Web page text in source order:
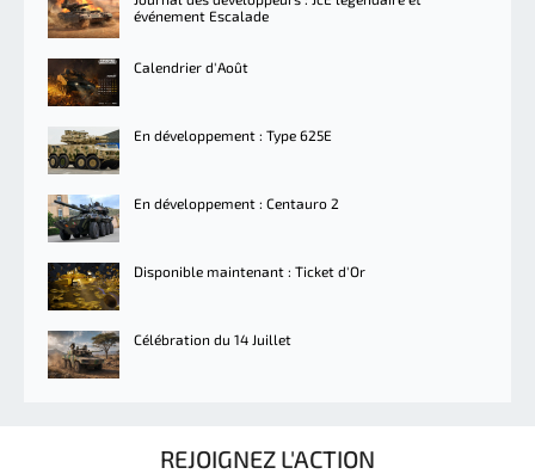
événement Escalade
Calendrier d'Août
En développement : Type 625E
En développement : Centauro 2
Disponible maintenant : Ticket d'Or
Célébration du 14 Juillet
REJOIGNEZ L'ACTION